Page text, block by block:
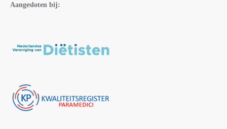
Aangesloten bij: